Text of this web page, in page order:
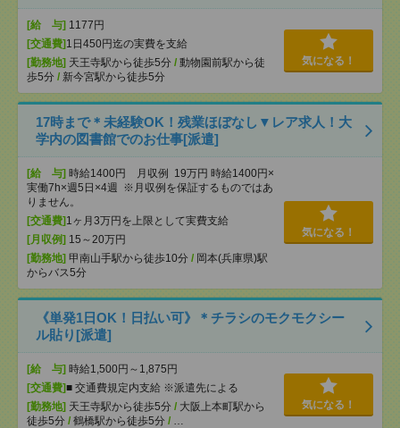
[給 与] 1177円
[交通費] 1日450円迄の実費を支給
[勤務地] 天王寺駅から徒歩5分 / 動物園前駅から徒
歩5分 / 新今宮駅から徒歩5分
気になる！
17時まで＊未経験OK！残業ほぼなし▼レア求人！大
学内の図書館でのお仕事[派遣]
[給 与] 時給1400円 月収例 19万円 時給1400円×
実働7h×週5日×4週 ※月収例を保証するものではあ
りません。
[交通費] 1ヶ月3万円を上限として実費支給
[月収例] 15～20万円
[勤務地] 甲南山手駅から徒歩10分 / 岡本(兵庫県)駅
からバス5分
気になる！
《単発1日OK！日払い可》＊チラシのモクモクシー
ル貼り[派遣]
[給 与] 時給1,500円～1,875円
[交通費]■ 交通費規定内支給 ※派遣先による
[勤務地] 天王寺駅から徒歩5分 / 大阪上本町駅から
徒歩5分 / 鶴橋駅から徒歩5分 / …
気になる！